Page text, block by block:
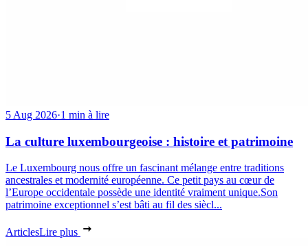
5 Aug 2026·1 min à lire
La culture luxembourgeoise : histoire et patrimoine
Le Luxembourg nous offre un fascinant mélange entre traditions
ancestrales et modernité européenne. Ce petit pays au cœur de
l’Europe occidentale possède une identité vraiment unique.Son
patrimoine exceptionnel s’est bâti au fil des siècl...
ArticlesLire plus